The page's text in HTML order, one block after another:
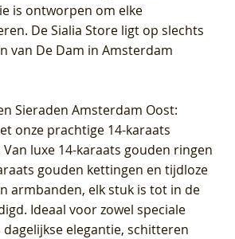
is ontworpen om elke
De Sialia Store ligt op slechts
van De Dam in Amsterdam
Sieraden Amsterdam Oost:
onze prachtige 14-karaats
luxe 14-karaats gouden ringen
gouden kettingen en tijdloze
armbanden, elk stuk is tot in de
Ideaal voor zowel speciale
dagelijkse elegantie, schitteren